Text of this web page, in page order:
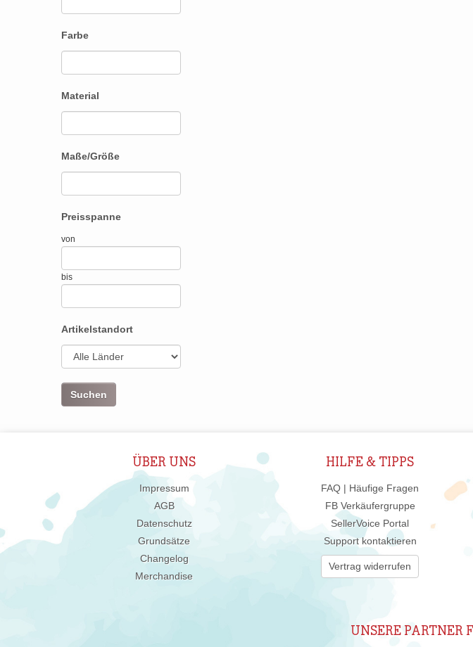
Farbe
Material
Maße/Größe
Preisspanne
von
bis
Artikelstandort
ÜBER UNS
Impressum
AGB
Datenschutz
Grundsätze
Changelog
Merchandise
HILFE & TIPPS
FAQ | Häufige Fragen
FB Verkäufergruppe
SellerVoice Portal
Support kontaktieren
Vertrag widerrufen
UNSERE PARTNER